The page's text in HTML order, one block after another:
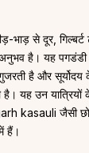
भाड़ से दूर,
है। यह पगडंडी
है और
है। यह उन यात्रियों
kasauli जैसी
हैं।